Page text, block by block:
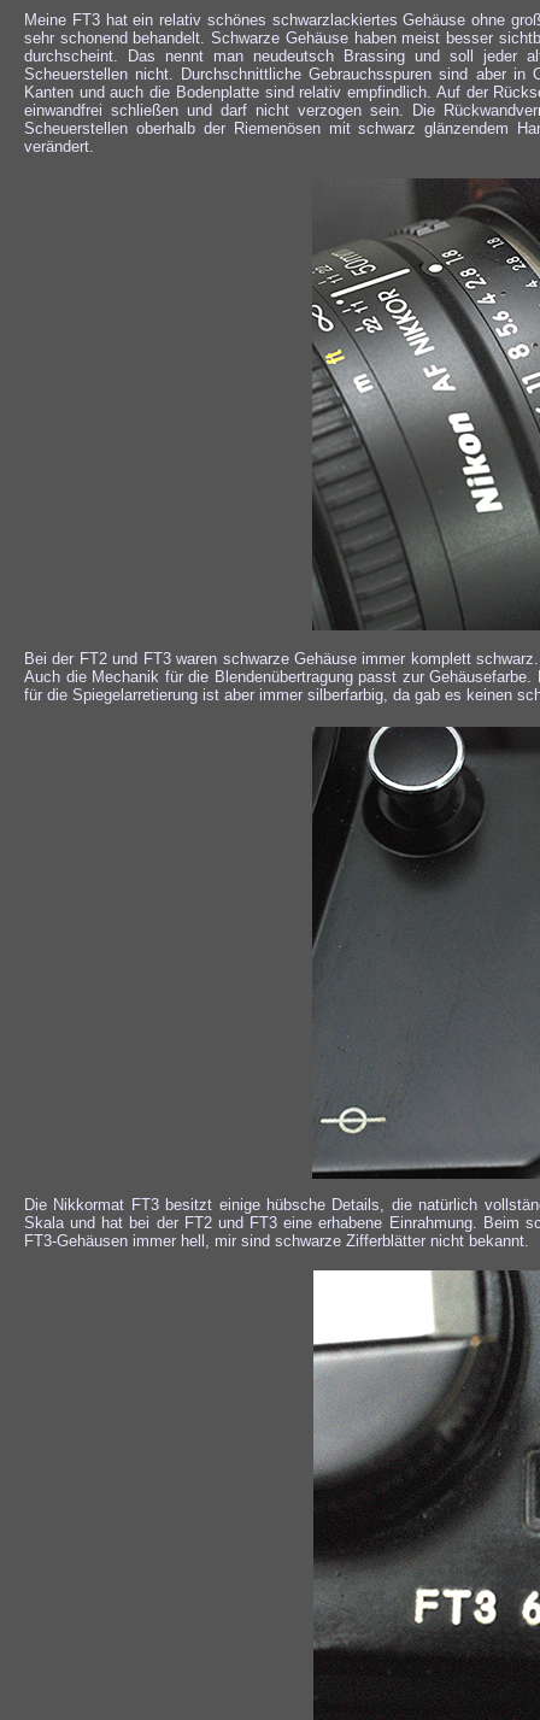
Meine FT3 hat ein relativ schönes schwarzlackiertes Gehäuse ohne
sehr schonend behandelt. Schwarze Gehäuse haben meist besser
durchscheint. Das nennt man neudeutsch Brassing und soll
Scheuerstellen nicht. Durchschnittliche Gebrauchsspuren sind aber
Kanten und auch die Bodenplatte sind relativ empfindlich. Auf der
einwandfrei schließen und darf nicht verzogen sein. Die
Scheuerstellen oberhalb der Riemenösen mit schwarz glänzendem
verändert.
Bei der FT2 und FT3 waren schwarze Gehäuse immer komplett
Auch die Mechanik für die Blendenübertragung passt zur
für die Spiegelarretierung ist aber immer silberfarbig, da gab es keinen
Die Nikkormat FT3 besitzt einige hübsche Details, die natürlich
Skala und hat bei der FT2 und FT3 eine erhabene Einrahmung. Beim
FT3-Gehäusen immer hell, mir sind schwarze Zifferblätter nicht bekannt.